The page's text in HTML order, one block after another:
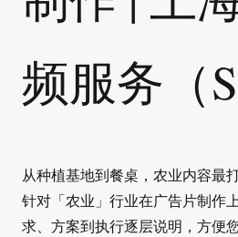
频服务（
从种植基地到餐桌，农业内容最
针对「农业」行业在广告片制作
求、方案到执行逐层说明，方便